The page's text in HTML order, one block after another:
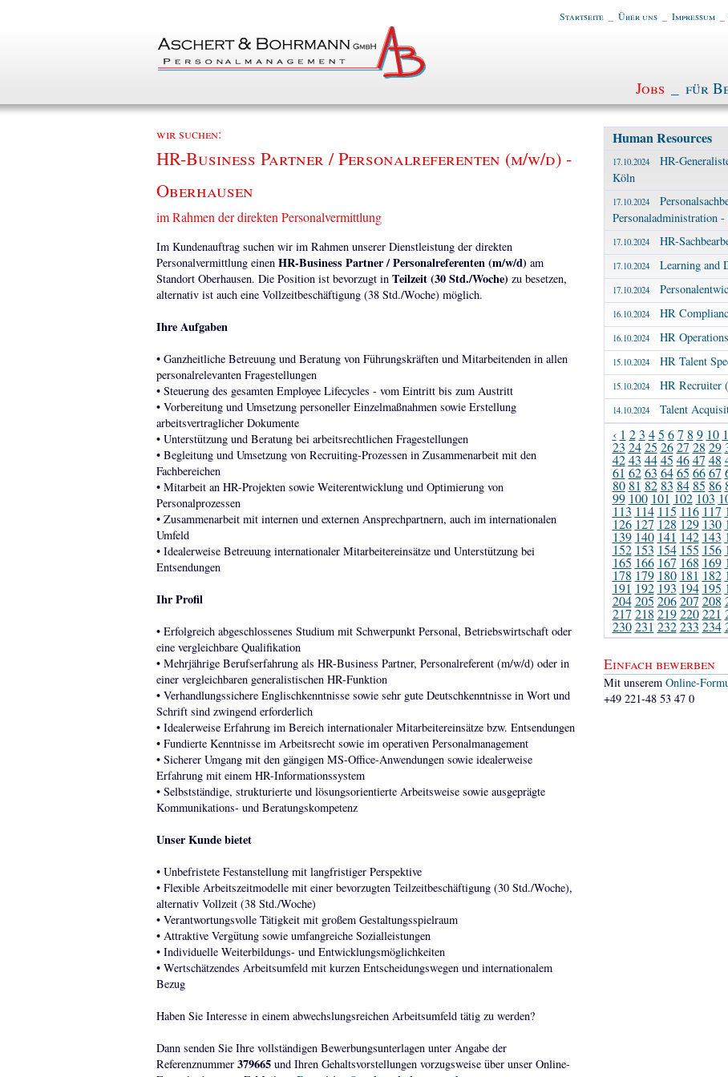
Startseite Über uns Impressum
Jobs für
wir suchen:
HR-Business Partner / Personalreferenten (m/w/d) -
Oberhausen
im Rahmen der direkten Personalvermittlung
Im Kundenauftrag suchen wir im Rahmen unserer Dienstleistung der direkten
Personalvermittlung einen HR-Business Partner / Personalreferenten (m/w/d) am
Standort Oberhausen. Die Position ist bevorzugt in Teilzeit (30 Std./Woche) zu besetzen,
alternativ ist auch eine Vollzeitbeschäftigung (38 Std./Woche) möglich.
Ihre Aufgaben
• Ganzheitliche Betreuung und Beratung von Führungskräften und Mitarbeitenden in allen
personalrelevanten Fragestellungen
• Steuerung des gesamten Employee Lifecycles - vom Eintritt bis zum Austritt
• Vorbereitung und Umsetzung personeller Einzelmaßnahmen sowie Erstellung
arbeitsvertraglicher Dokumente
• Unterstützung und Beratung bei arbeitsrechtlichen Fragestellungen
• Begleitung und Umsetzung von Recruiting-Prozessen in Zusammenarbeit mit den
Fachbereichen
• Mitarbeit an HR-Projekten sowie Weiterentwicklung und Optimierung von
Personalprozessen
• Zusammenarbeit mit internen und externen Ansprechpartnern, auch im internationalen
Umfeld
• Idealerweise Betreuung internationaler Mitarbeitereinsätze und Unterstützung bei
Entsendungen
Ihr Profil
• Erfolgreich abgeschlossenes Studium mit Schwerpunkt Personal, Betriebswirtschaft oder
eine vergleichbare Qualifikation
• Mehrjährige Berufserfahrung als HR-Business Partner, Personalreferent (m/w/d) oder in
einer vergleichbaren generalistischen HR-Funktion
• Verhandlungssichere Englischkenntnisse sowie sehr gute Deutschkenntnisse in Wort und
Schrift sind zwingend erforderlich
• Idealerweise Erfahrung im Bereich internationaler Mitarbeitereinsätze bzw. Entsendungen
• Fundierte Kenntnisse im Arbeitsrecht sowie im operativen Personalmanagement
• Sicherer Umgang mit den gängigen MS-Office-Anwendungen sowie idealerweise
Erfahrung mit einem HR-Informationssystem
• Selbstständige, strukturierte und lösungsorientierte Arbeitsweise sowie ausgeprägte
Kommunikations- und Beratungskompetenz
Unser Kunde bietet
• Unbefristete Festanstellung mit langfristiger Perspektive
• Flexible Arbeitszeitmodelle mit einer bevorzugten Teilzeitbeschäftigung (30 Std./Woche),
alternativ Vollzeit (38 Std./Woche)
• Verantwortungsvolle Tätigkeit mit großem Gestaltungsspielraum
• Attraktive Vergütung sowie umfangreiche Sozialleistungen
• Individuelle Weiterbildungs- und Entwicklungsmöglichkeiten
• Wertschätzendes Arbeitsumfeld mit kurzen Entscheidungswegen und internationalem
Bezug
Haben Sie Interesse in einem abwechslungsreichen Arbeitsumfeld tätig zu werden?
Dann senden Sie Ihre vollständigen Bewerbungsunterlagen unter Angabe der
Referenznummer 379665und Ihren Gehaltsvorstellungen vorzugsweise über unser Online-
Human Resources
17.10.2024
HR-
Köln
17.10.2024
Personaladministration
17.10.2024 HR-
17.10.2024 Learning and
17.10.2024
16.10.2024 HR
16.10.2024 HR
15.10.2024 HR Talent
15.10.2024 HR Recruiter
14.10.2024 Talent
‹ 1 2 3 4 5 6 7 8 9 10
23 24 25 26 27 28 29
42 43 44 45 46 47 48
61 62 63 64 65 66 67
80 81 82 83 84 85 86
99 100 101 102 103
113 114 115 116 117
126 127 128 129 130
139 140 141 142 143
152 153 154 155 156
165 166 167 168 169
178 179 180 181 182
191 192 193 194 195
204 205 206 207 208
217 218 219 220 221
230 231 232 233 234
Einfach bewerben
Mit unserem Online-
+49 221-48 53 47 0